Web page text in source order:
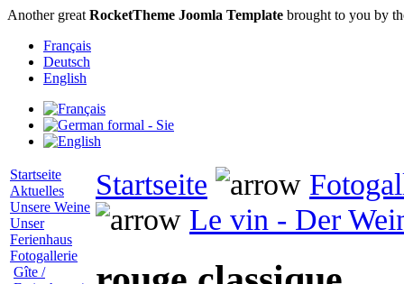
Another great RocketTheme Joomla Template brought to you by
Français
Deutsch
English
Startseite
Aktuelles
Unsere Weine
Unser
Ferienhaus
Fotogallerie
Gîte /
Startseite
Le vin - Der